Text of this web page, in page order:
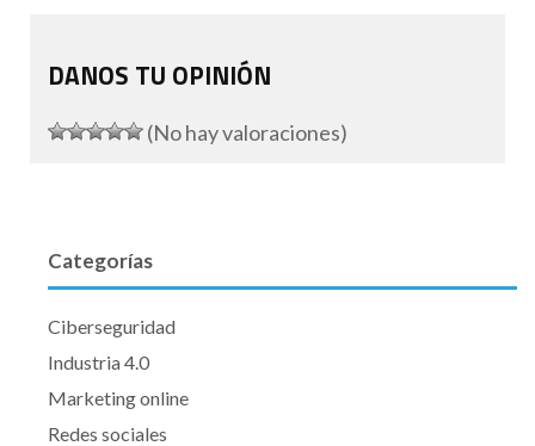
DANOS TU OPINIÓN
(No hay valoraciones)
Categorías
Ciberseguridad
Industria 4.0
Marketing online
Redes sociales